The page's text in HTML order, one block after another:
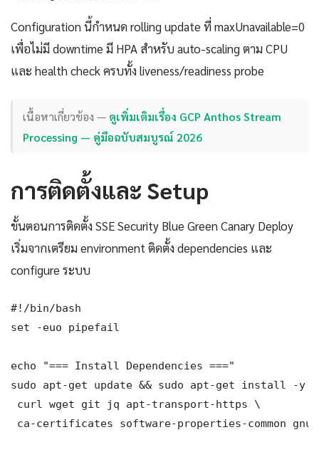
Configuration นี้กำหนด rolling update ที่ maxUnavailable=0
เพื่อไม่มี downtime มี HPA สำหรับ auto-scaling ตาม CPU
และ health check ครบทั้ง liveness/readiness probe
เนื้อหาเกี่ยวข้อง — ดูเพิ่มเติมเรื่อง GCP Anthos Stream
Processing — คู่มือฉบับสมบูรณ์ 2026
การติดตั้งและ Setup
ขั้นตอนการติดตั้ง SSE Security Blue Green Canary Deploy
เริ่มจากเตรียม environment ติดตั้ง dependencies และ
configure ระบบ
#!/bin/bash
set -euo pipefail
echo "=== Install Dependencies ==="
sudo apt-get update && sudo apt-get install -y \
curl wget git jq apt-transport-https \
ca-certificates software-properties-common